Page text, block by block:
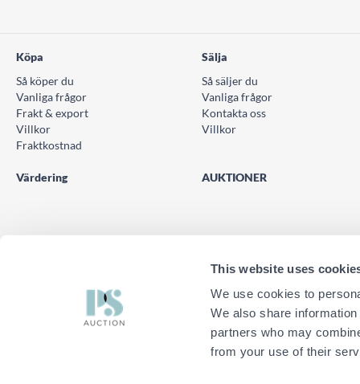
This website uses
We use cookies to
We also share
partners who may
from your use of their
Köpa
Så köper du
Vanliga frågor
Frakt & export
Villkor
Fraktkostnad
Sälja
Så säljer du
Vanliga frågor
Kontakta oss
Villkor
Värdering AUKTIONER
© PS Auction AB 2026
TELEFON
0771 10 11 00